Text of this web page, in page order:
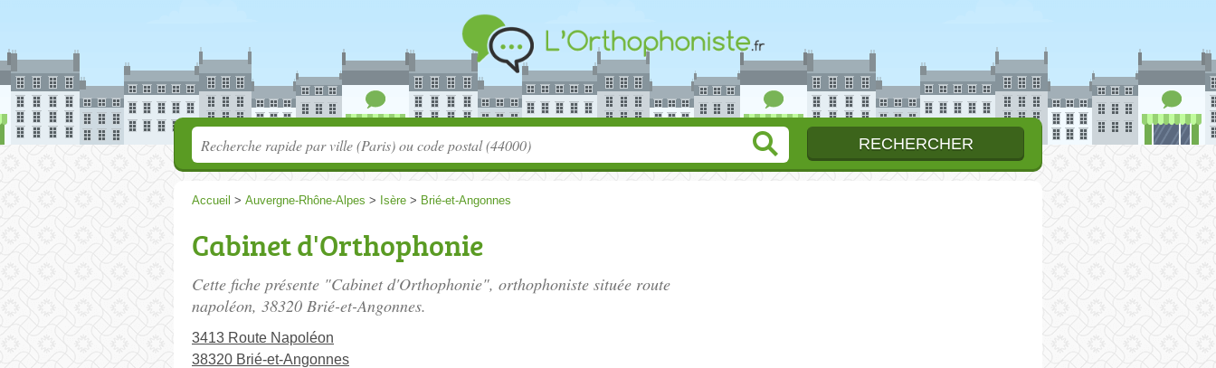
Accueil > Auvergne-Rhône-Alpes > Isère > Brié-et-Angonnes
Cabinet d'Orthophonie
Cette fiche présente "Cabinet d'Orthophonie", orthophoniste située route
napoléon, 38320 Brié-et-Angonnes.
3413 Route Napoléon
38320 Brié-et-Angonnes